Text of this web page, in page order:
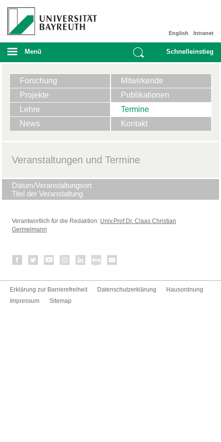
Intranet
English
Menü Schnelleinstieg
Forschung
Mitwirkende
Projekte
Publikationen
Lehre
Termine
News
Kontakt
Veranstaltungen und Termine
Datum/Veranstaltungsort
Titel der Veranstaltung
Verantwortlich für die Redaktion: Univ.Prof.Dr. Claas Christian
Germelmann
Erklärung zur Barrierefreiheit Datenschutzerklärung
Hausordnung
Impressum
Sitemap